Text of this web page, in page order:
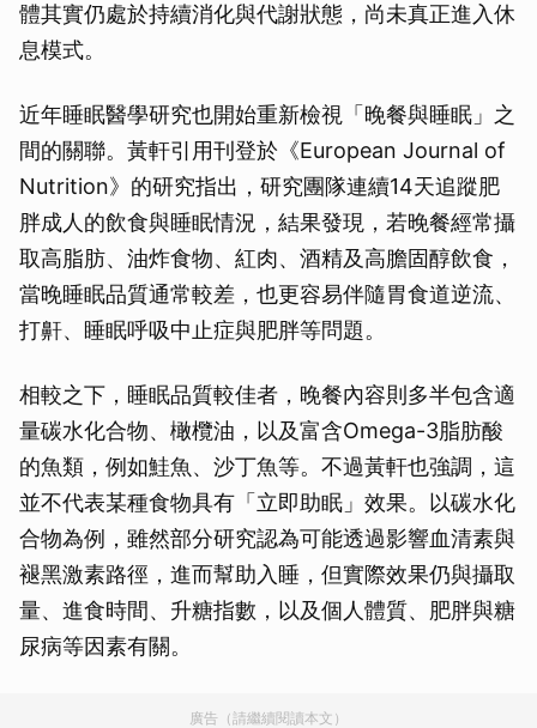
體其實仍處於持續消化與代謝狀態，尚未真正進入休
息模式。
近年睡眠醫學研究也開始重新檢視「晚餐與睡眠」之
間的關聯。黃軒引用刊登於《European Journal of
Nutrition》的研究指出，研究團隊連續14天追蹤肥
胖成人的飲食與睡眠情況，結果發現，若晚餐經常攝
取高脂肪、油炸食物、紅肉、酒精及高膽固醇飲食，
當晚睡眠品質通常較差，也更容易伴隨胃食道逆流、
打鼾、睡眠呼吸中止症與肥胖等問題。
相較之下，睡眠品質較佳者，晚餐內容則多半包含適
量碳水化合物、橄欖油，以及富含Omega-3脂肪酸
的魚類，例如鮭魚、沙丁魚等。不過黃軒也強調，這
並不代表某種食物具有「立即助眠」效果。以碳水化
合物為例，雖然部分研究認為可能透過影響血清素與
褪黑激素路徑，進而幫助入睡，但實際效果仍與攝取
量、進食時間、升糖指數，以及個人體質、肥胖與糖
尿病等因素有關。
廣告（請繼續閱讀本文）